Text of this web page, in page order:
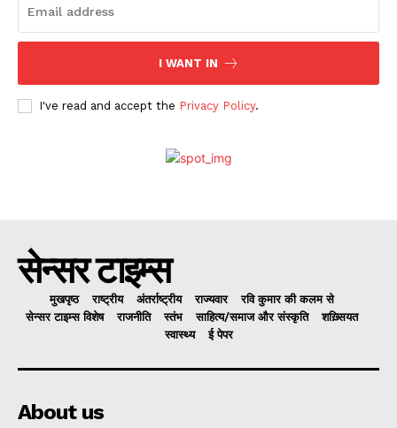
I WANT IN
I've read and accept the Privacy Policy.
सेन्सर टाइम्स
मुखपृष्ठ राष्ट्रीय अंतर्राष्ट्रीय राज्यवार
रवि कुमार की कलम से
सेन्सर टाइम्स विशेष
राजनीति स्तंभ साहित्य/समाज और संस्कृति
शख़्सियत
स्वास्थ्य
ई पेपर
About us